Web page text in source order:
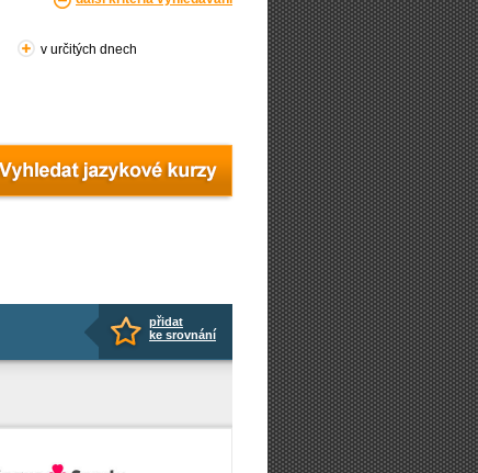
v určitých dnech
přidat
ke srovnání